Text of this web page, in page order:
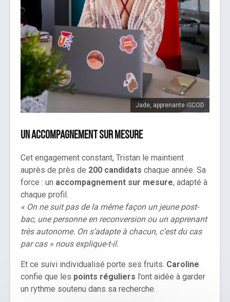
Jade, apprenante iSCOD
Un accompagnement sur mesure
Cet engagement constant, Tristan le maintient
auprès de près de 200 candidats chaque année. Sa
force : un accompagnement sur mesure, adapté à
chaque profil.
« On ne suit pas de la même façon un jeune post-
bac, une personne en reconversion ou un apprenant
très autonome. On s’adapte à chacun, c’est du cas
par cas » nous explique-t-il.
Et ce suivi individualisé porte ses fruits. Caroline
confie que les points réguliers l’ont aidée à garder
un rythme soutenu dans sa recherche.